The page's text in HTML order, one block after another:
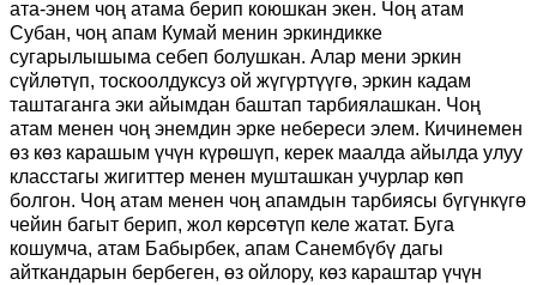
ата-энем чоң атама берип коюшкан экен. Чоң атам
Субан, чоң апам Кумай менин эркиндикке
сугарылышыма себеп болушкан. Алар мени эркин
сүйлөтүп, тоскоолдуксуз ой жүгүртүүгө, эркин кадам
таштаганга эки айымдан баштап тарбиялашкан. Чоң
атам менен чоң энемдин эрке небереси элем. Кичинемен
өз көз карашым үчүн күрөшүп, керек маалда айылда улуу
класстагы жигиттер менен мушташкан учурлар көп
болгон. Чоң атам менен чоң апамдын тарбиясы бүгүнкүгө
чейин багыт берип, жол көрсөтүп келе жатат. Буга
кошумча, атам Бабырбек, апам Санембүбү дагы
айткандарын бербеген, өз ойлору, көз караштар үчүн